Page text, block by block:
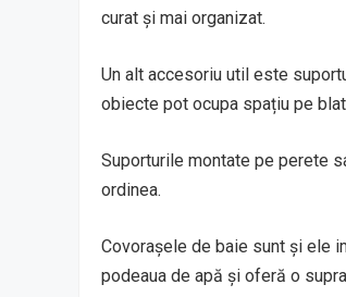
curat și mai organizat.
Un alt accesoriu util este
obiecte pot ocupa spațiu pe
Suporturile montate pe perete
ordinea.
Covorașele de baie sunt și ele
podeaua de apă și oferă o